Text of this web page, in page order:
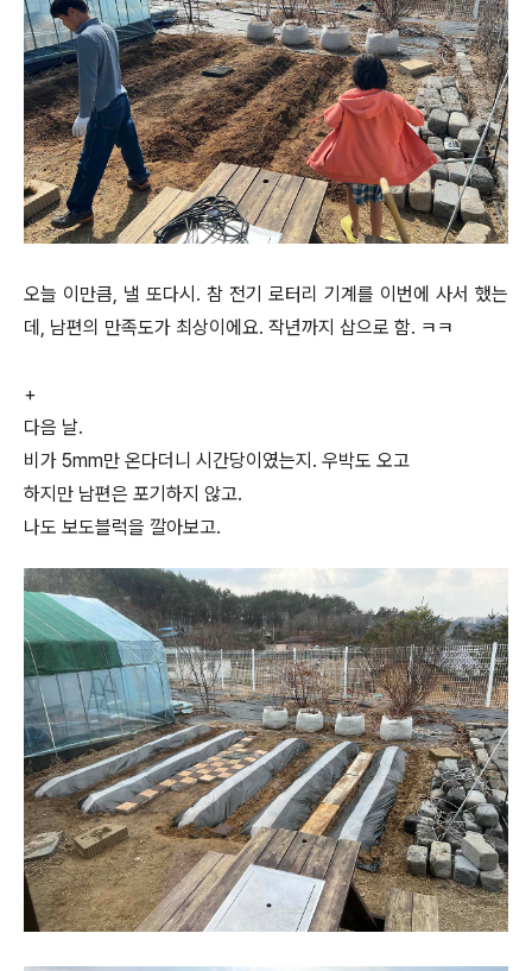
오늘 이만큼, 낼 또다시. 참 전기 로터리 기계를 이번에 사서 했는
데, 남편의 만족도가 최상이에요. 작년까지 삽으로 함. ㅋㅋ
+
다음 날.
비가 5mm만 온다더니 시간당이였는지. 우박도 오고
하지만 남편은 포기하지 않고.
나도 보도블럭을 깔아보고.